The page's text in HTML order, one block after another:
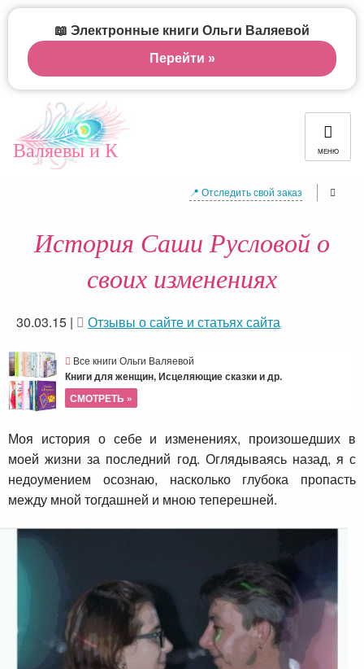
Валяевы и К МЕНЮ
📍 Отследить свой заказ
История Саши Русловой о
своих изменениях
30.03.15 | Отзывы о сайте и статьях сайта
Все книги Ольги Валяевой
Книги для женщин, Исцеляющие сказки и др.
СМОТРЕТЬ »
Моя история о себе и изменениях, произошедших в
моей жизни за последний год. Оглядываясь назад, я с
недоумением осознаю, насколько глубока пропасть
между мной тогдашней и мною теперешней.
📖 Электронные книги Ольги Валяевой
Перейти »